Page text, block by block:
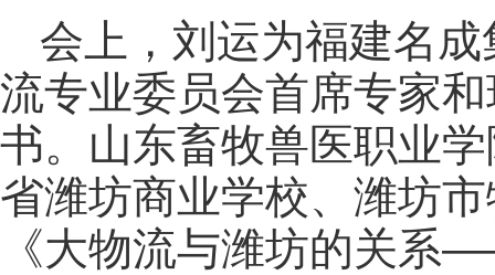
会上，刘运为福建名
流专业委员会首席专家
书。山东畜牧兽医职业
省潍坊商业学校、潍坊
《大物流与潍坊的关系